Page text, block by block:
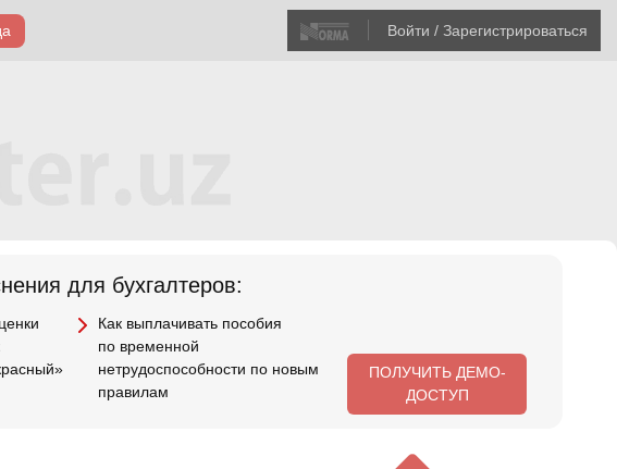
Войти / Зарегистрироваться
для бухгалтеров:
Как выплачивать пособия
по временной
нетрудоспособности по новым
правилам
ПОЛУЧИТЬ ДЕМО-
ДОСТУП